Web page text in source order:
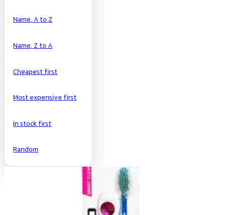
Name, A to Z
Name, Z to A
Cheapest first
Most expensive first
In stock first
Random